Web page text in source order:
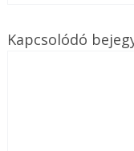
Kapcsolódó